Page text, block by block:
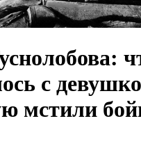
с
мстили